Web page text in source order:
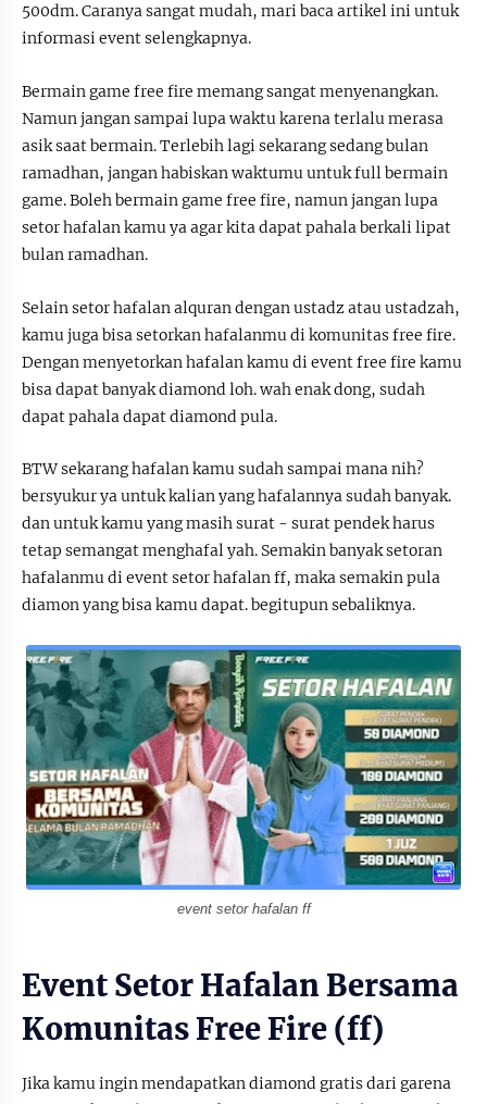
500dm. Caranya sangat mudah, mari baca artikel ini untuk
informasi event selengkapnya.
Bermain game free fire memang sangat menyenangkan.
Namun jangan sampai lupa waktu karena terlalu merasa
asik saat bermain. Terlebih lagi sekarang sedang bulan
ramadhan, jangan habiskan waktumu untuk full bermain
game. Boleh bermain game free fire, namun jangan lupa
setor hafalan kamu ya agar kita dapat pahala berkali lipat
bulan ramadhan.
Selain setor hafalan alquran dengan ustadz atau ustadzah,
kamu juga bisa setorkan hafalanmu di komunitas free fire.
Dengan menyetorkan hafalan kamu di event free fire kamu
bisa dapat banyak diamond loh. wah enak dong, sudah
dapat pahala dapat diamond pula.
BTW sekarang hafalan kamu sudah sampai mana nih?
bersyukur ya untuk kalian yang hafalannya sudah banyak.
dan untuk kamu yang masih surat - surat pendek harus
tetap semangat menghafal yah. Semakin banyak setoran
hafalanmu di event setor hafalan ff, maka semakin pula
diamon yang bisa kamu dapat. begitupun sebaliknya.
event setor hafalan ff
Event Setor Hafalan Bersama
Komunitas Free Fire (ff)
Jika kamu ingin mendapatkan diamond gratis dari garena